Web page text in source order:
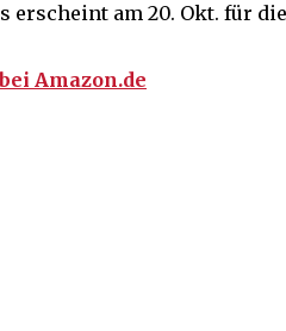
erscheint am 20. Okt. für
Amazon.de